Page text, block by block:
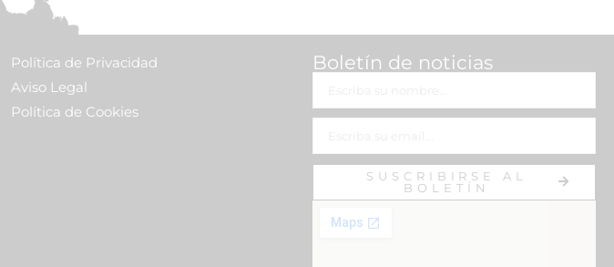
Política de Privacidad
Aviso Legal
Política de Cookies
Boletín de noticias
SUSCRIBIRSE AL
BOLETÍN